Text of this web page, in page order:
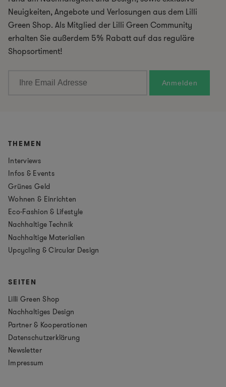
Neuigkeiten, Angebote und Verlosungen aus dem Lilli
Green Shop. Als Mitglied der Lilli Green Community
erhalten Sie außerdem 5% Rabatt auf das reguläre
Shopsortiment!
THEMEN
Interviews
Infos & Events
Grünes Geld
Wohnen & Einrichten
Eco-Fashion & Lifestyle
Nachhaltige Technik
Nachhaltige Materialien
Upcycling & Circular Design
SEITEN
Lilli Green Shop
Nachhaltiges Design
Partner & Kooperationen
Datenschutzerklärung
Newsletter
Impressum